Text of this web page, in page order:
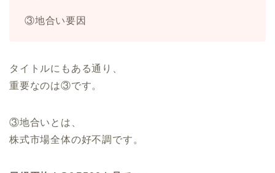
③地合い要因
タイトルにもある通り、
重要なのは③です。
③地合いとは、
株式市場全体の好不調です。